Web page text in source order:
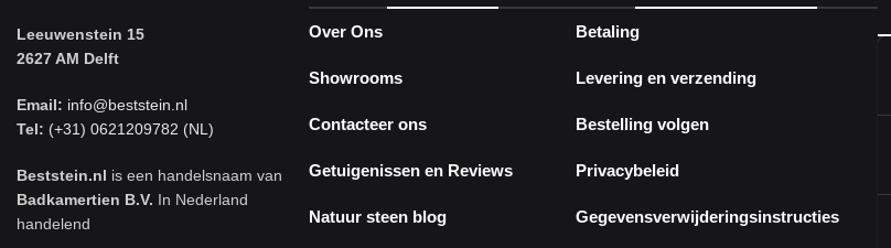
Leeuwenstein 15
2627 AM Delft
Email: info@beststein.nl
Tel: (+31) 0621209782 (NL)
Beststein.nl is een handelsnaam van
Badkamertien B.V. In Nederland
handelend
Over Ons
Showrooms
Contacteer ons
Getuigenissen en Reviews
Natuur steen blog
Betaling
Levering en verzending
Bestelling volgen
Privacybeleid
Gegevensverwijderingsinstructies